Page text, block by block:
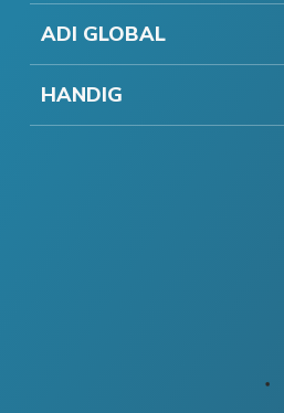
ADI GLOBAL
HANDIG